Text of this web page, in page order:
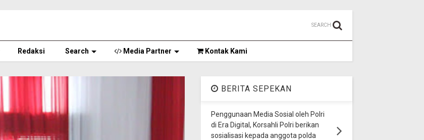
SEARCH
Redaksi Search Media Partner Kontak Kami
BERITA SEPEKAN
Penggunaan Media Sosial oleh Polri
di Era Digital, Korsahli Polri berikan
sosialisasi kepada anggota polda